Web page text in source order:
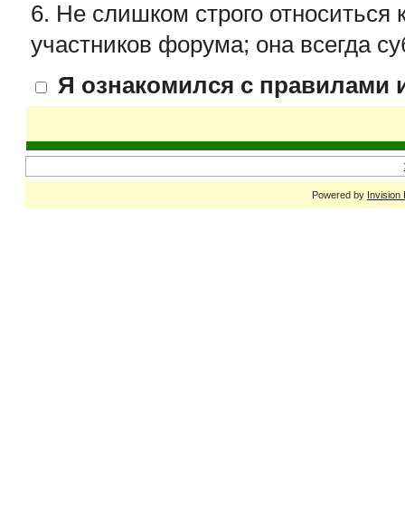
6. Не слишком строго относиться
участников форума; она всегда
Я ознакомился с правилами
Powered by Invision